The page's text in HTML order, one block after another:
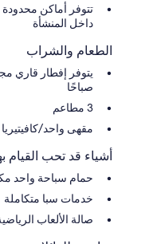
تتوفر أماكن
داخل المنشأة
الطعام والشراب
صباحًا
3 مطاعم
مقهى واحد/
أشياء قد تحب القيام
حمام سباحة واحد
خدمات سبا متكاملة
صالة الألعاب